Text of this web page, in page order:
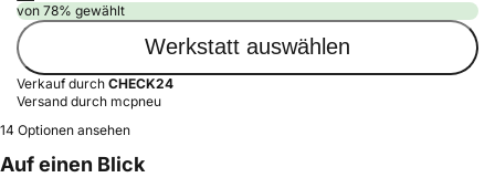
von 78% gewählt
Werkstatt auswählen
Verkauf durch CHECK24
Versand durch mcpneu
14 Optionen ansehen
Auf einen Blick